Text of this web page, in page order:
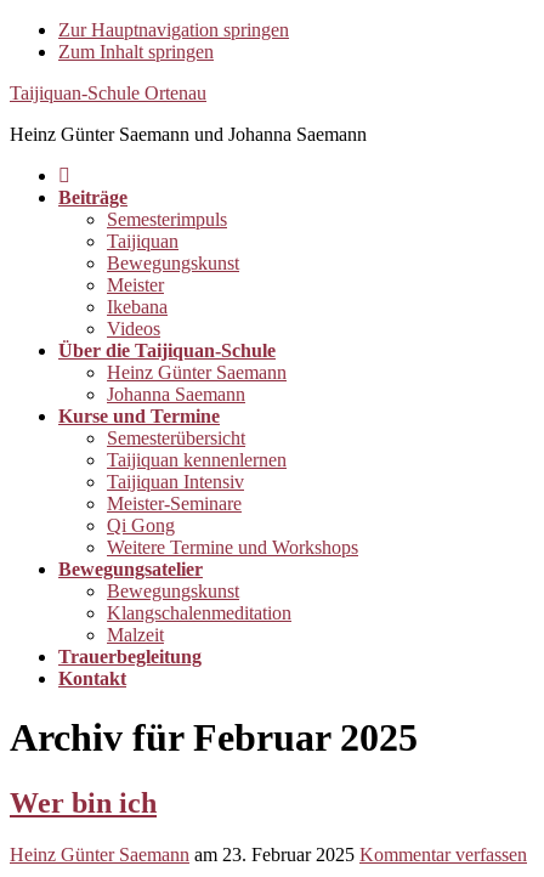
Zur Hauptnavigation springen
Zum Inhalt springen
Taijiquan-Schule Ortenau
Heinz Günter Saemann und Johanna Saemann
Beiträge
Semesterimpuls
Taijiquan
Bewegungskunst
Meister
Ikebana
Videos
Über die Taijiquan-Schule
Heinz Günter Saemann
Johanna Saemann
Kurse und Termine
Semesterübersicht
Taijiquan kennenlernen
Taijiquan Intensiv
Meister-Seminare
Qi Gong
Weitere Termine und Workshops
Bewegungsatelier
Bewegungskunst
Klangschalenmeditation
Malzeit
Trauerbegleitung
Kontakt
Archiv für Februar 2025
Wer bin ich
Heinz Günter Saemann am 23. Februar 2025 Kommentar verfassen